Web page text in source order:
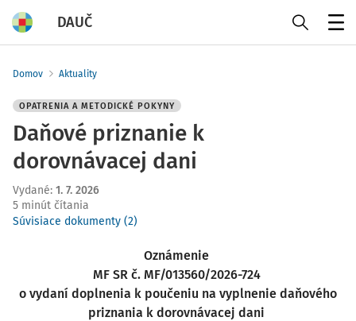
DAUČ
Domov Aktuality
OPATRENIA A METODICKÉ POKYNY
Daňové priznanie k
dorovnávacej dani
Vydané: 1. 7. 2026
5 minút čítania
Súvisiace dokumenty (2)
Oznámenie
MF SR č. MF/013560/2026-724
o vydaní doplnenia k poučeniu na vyplnenie daňového
priznania k dorovnávacej dani